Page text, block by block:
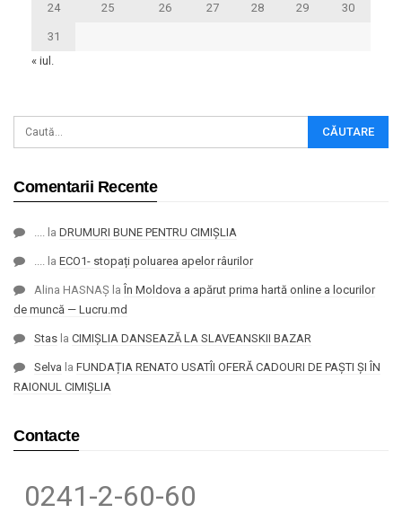
24 25 26 27 28 29 30
31
« iul.
Comentarii Recente
.... la DRUMURI BUNE PENTRU CIMIȘLIA
.... la ECO1- stopați poluarea apelor râurilor
Alina HASNAȘ la În Moldova a apărut prima hartă online a locurilor
de muncă — Lucru.md
Stas la CIMIȘLIA DANSEAZĂ LA SLAVEANSKII BAZAR
Selva la FUNDAȚIA RENATO USATÎI OFERĂ CADOURI DE PAȘTI ȘI ÎN
RAIONUL CIMIȘLIA
Contacte
0241-2-60-60